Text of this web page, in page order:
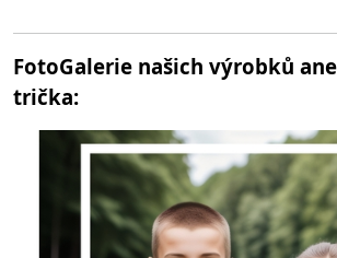
FotoGalerie našich výrobků
trička: